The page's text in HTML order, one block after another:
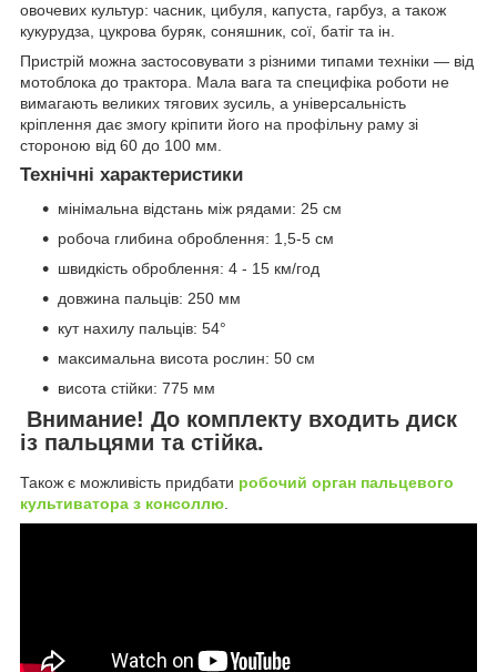
овочевих культур: часник, цибуля, капуста, гарбуз, а також
кукурудза, цукрова буряк, соняшник, сої, батіг та ін.
Пристрій можна застосовувати з різними типами техніки — від
мотоблока до трактора. Мала вага та специфіка роботи не
вимагають великих тягових зусиль, а універсальність
кріплення дає змогу кріпити його на профільну раму зі
стороною від 60 до 100 мм.
Технічні характеристики
мінімальна відстань між рядами: 25 см
робоча глибина оброблення: 1,5-5 см
швидкість оброблення: 4 - 15 км/год
довжина пальців: 250 мм
кут нахилу пальців: 54°
максимальна висота рослин: 50 см
висота стійки: 775 мм
Внимание! До комплекту входить диск
із пальцями та стійка.
Також є можливість придбати робочий орган пальцевого
культиватора з консоллю